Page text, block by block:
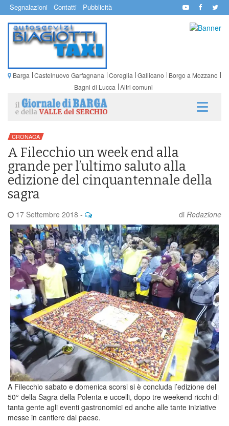
Segnalazioni Contatti Pubblicità
Barga Castelnuovo Garfagnana Coreglia Gallicano
Borgo a Mozzano
Bagni di Lucca Altri comuni
CRONACA
A Filecchio un week end alla
grande per l’ultimo saluto alla
edizione del cinquantennale della
sagra
17 Settembre 2018 - di Redazione
A Filecchio sabato e domenica scorsi si è concluda l’edizione del
50° della Sagra della Polenta e uccelli, dopo tre weekend ricchi di
tanta gente agli eventi gastronomici ed anche alle tante iniziative
messe in cantiere dal paese.